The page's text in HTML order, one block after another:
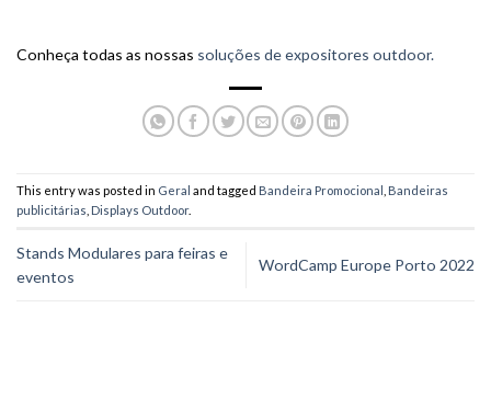
Conheça todas as nossas soluções de expositores outdoor.
This entry was posted in Geral and tagged Bandeira Promocional Bandeiras
publicitárias Displays Outdoor.
Stands Modulares para feiras e
eventos
WordCamp Europe Porto 2022